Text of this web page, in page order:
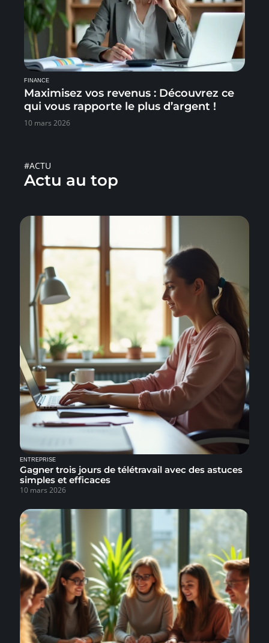
FINANCE
Maximisez vos revenus : Découvrez ce
qui vous rapporte le plus d’argent !
10 mars 2026
#ACTU
Actu au top
ENTREPRISE
Gagner trois jours de télétravail avec des astuces
simples et efficaces
10 mars 2026